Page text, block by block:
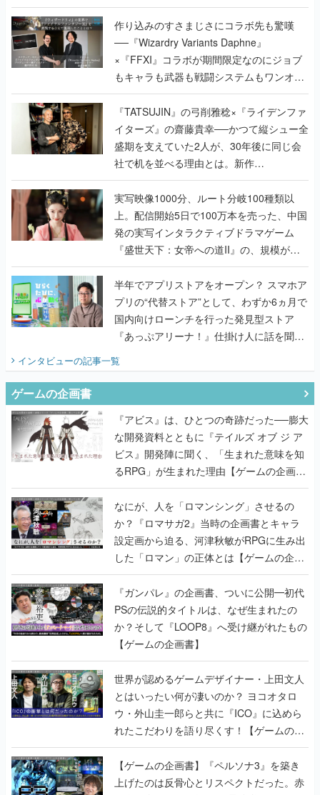
作り込みのすさまじさにコラボ先も驚嘆
──『Wizardry Variants Daphne』
×『FFXI』コラボが期間限定なのにジョブ
もキャラも武器も戦闘システムもワンオフ
で作り込まれた理由を両ディレクターに聞
く
『TATSUJIN』の弓削雅稔×『ライデンファ
イターズ』の齋藤貴幸──かつて縦シュー全
盛期を支えていた2人が、30年後に同じ会
社で机を並べる理由とは。新作
『TATSUJIN EXTREME』で初タッグを組
んだレジェンド2人に訊く開発秘話
実写映像1000分、ルート分岐100種類以
上。配信開始5日で100万本を売った、中国
発の実写インタラクティブドラマゲーム
『盛世天下：女帝への道II』の、規模が違
うこだわりをプロデューサーに聞いた
半年でアプリストアをオープン？ スマホア
プリの“代替ストア”として、わずか6ヵ月で
国内向けローンチを行った発見型ストア
『あっぷアリーナ！』仕掛け人に話を聞い
インタビューの記事一覧
ゲームの企画書
『アビス』は、ひとつの奇跡だった──膨大
な開発資料とともに『テイルズ オブ ジ ア
ビス』開発陣に聞く、「生まれた意味を知
るRPG」が生まれた理由【ゲームの企画
書】
なにが、人を「ロマンシング」させるの
か？『ロマサガ2』当時の企画書とキャラ
設定画から迫る、河津秋敏がRPGに生み出
した「ロマン」の正体とは【ゲームの企画
書】
『ガンパレ』の企画書、ついに公開━初代
PSの伝説的タイトルは、なぜ生まれたの
か？そして『LOOP8』へ受け継がれたもの
【ゲームの企画書】
世界が認めるゲームデザイナー・上田文人
とはいったい何が凄いのか？ ヨコオタロ
ウ・外山圭一郎らと共に『ICO』に込めら
れたこだわりを語り尽くす！【ゲームの企
画書】
【ゲームの企画書】『ペルソナ3』を築き
上げたのは反骨心とリスペクトだった。赤